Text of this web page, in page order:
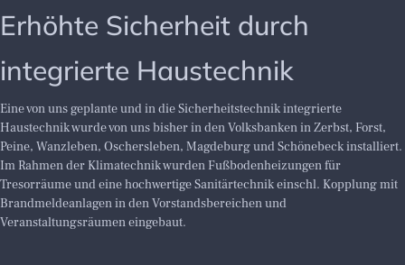
Erhöhte Sicherheit durch
integrierte Haustechnik
Eine von uns geplante und in die Sicherheitstechnik integrierte
Haustechnik wurde von uns bisher in den Volksbanken in Zerbst, Forst,
Peine, Wanzleben, Oschersleben, Magdeburg und Schönebeck installiert.
Im Rahmen der Klimatechnik wurden Fußbodenheizungen für
Tresorräume und eine hochwertige Sanitärtechnik einschl. Kopplung mit
Brandmeldeanlagen in den Vorstandsbereichen und
Veranstaltungsräumen eingebaut.